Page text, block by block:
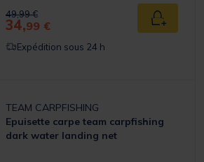
Price reduced from
49,99 €to
34,99 € Ajouter
Expédition sous 24 h
TEAM CARPFISHING
Epuisette carpe team carpfishing
dark water landing net